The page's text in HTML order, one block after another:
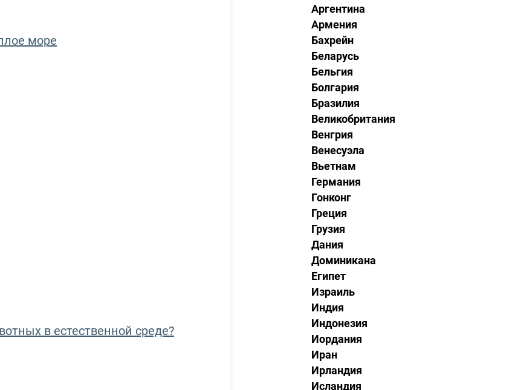
море
в естественной среде?
Аргентина
Армения
Бахрейн
Беларусь
Бельгия
Болгария
Бразилия
Великобритания
Венгрия
Венесуэла
Вьетнам
Германия
Гонконг
Греция
Грузия
Дания
Доминикана
Египет
Израиль
Индия
Индонезия
Иордания
Иран
Ирландия
Исландия